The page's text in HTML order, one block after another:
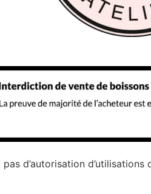
d’autorisation d’utilisations